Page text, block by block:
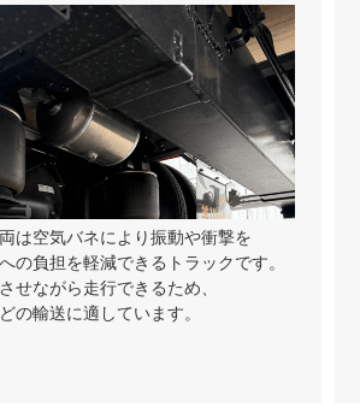
は空気バネにより振動や衝撃を
の負担を軽減できるトラックです。
せながら走行できるため、
の輸送に適しています。